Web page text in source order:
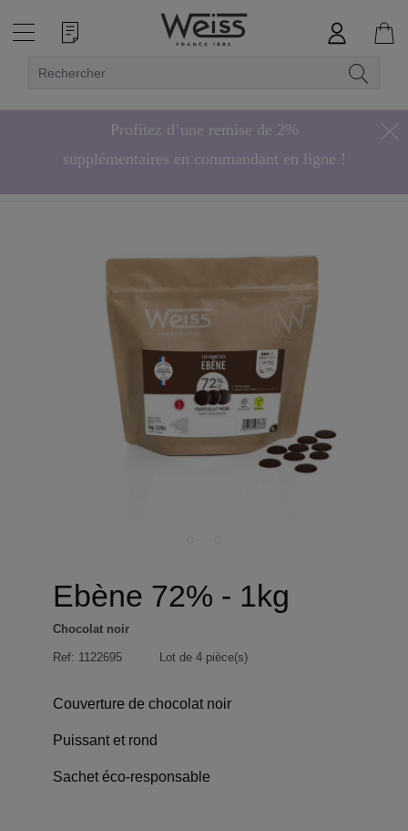
Profitez d’une remise de 2%
supplémentaires en commandant en ligne !
Ebène 72% - 1kg
Chocolat noir
Ref: 1122695 Lot de 4 pièce(s)
Couverture de chocolat noir
Puissant et rond
Sachet éco-responsable